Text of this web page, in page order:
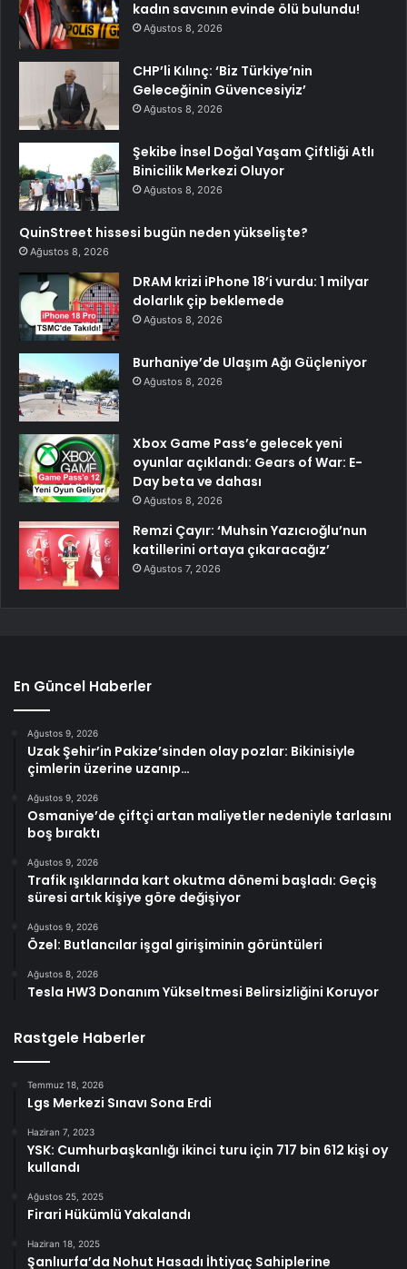
kadın savcının evinde ölü bulundu!
Ağustos 8, 2026
CHP’li Kılınç: ‘Biz Türkiye’nin
Geleceğinin Güvencesiyiz’
Ağustos 8, 2026
Şekibe İnsel Doğal Yaşam Çiftliği Atlı
Binicilik Merkezi Oluyor
Ağustos 8, 2026
QuinStreet hissesi bugün neden yükselişte?
Ağustos 8, 2026
DRAM krizi iPhone 18’i vurdu: 1 milyar
dolarlık çip beklemede
Ağustos 8, 2026
Burhaniye’de Ulaşım Ağı Güçleniyor
Ağustos 8, 2026
Xbox Game Pass’e gelecek yeni
oyunlar açıklandı: Gears of War: E-
Day beta ve dahası
Ağustos 8, 2026
Remzi Çayır: ‘Muhsin Yazıcıoğlu’nun
katillerini ortaya çıkaracağız’
Ağustos 7, 2026
En Güncel Haberler
Ağustos 9, 2026
Uzak Şehir’in Pakize’sinden olay pozlar: Bikinisiyle
çimlerin üzerine uzanıp…
Ağustos 9, 2026
Osmaniye’de çiftçi artan maliyetler nedeniyle tarlasını
boş bıraktı
Ağustos 9, 2026
Trafik ışıklarında kart okutma dönemi başladı: Geçiş
süresi artık kişiye göre değişiyor
Ağustos 9, 2026
Özel: Butlancılar işgal girişiminin görüntüleri
Ağustos 8, 2026
Tesla HW3 Donanım Yükseltmesi Belirsizliğini Koruyor
Rastgele Haberler
Temmuz 18, 2026
Lgs Merkezi Sınavı Sona Erdi
Haziran 7, 2023
YSK: Cumhurbaşkanlığı ikinci turu için 717 bin 612 kişi oy
kullandı
Ağustos 25, 2025
Firari Hükümlü Yakalandı
Haziran 18, 2025
Şanlıurfa’da Nohut Hasadı İhtiyaç Sahiplerine